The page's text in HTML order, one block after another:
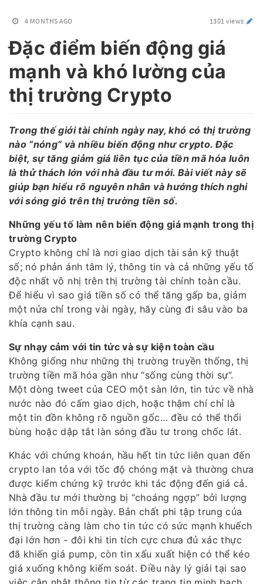
4 MONTHS AGO 1301 views
Đặc điểm biến động giá
mạnh và khó lường của
thị trường Crypto
Trong thế giới tài chính ngày nay, khó có thị trường
nào “nóng” và nhiều biến động như crypto. Đặc
biệt, sự tăng giảm giá liên tục của tiền mã hóa luôn
là thử thách lớn với nhà đầu tư mới. Bài viết này sẽ
giúp bạn hiểu rõ nguyên nhân và hướng thích nghi
với sóng gió trên thị trường tiền số.
Những yếu tố làm nên biến động giá mạnh trong thị
trường Crypto
Crypto không chỉ là nơi giao dịch tài sản kỹ thuật
số; nó phản ánh tâm lý, thông tin và cả những yếu tố
độc nhất vô nhị trên thị trường tài chính toàn cầu.
Để hiểu vì sao giá tiền số có thể tăng gấp ba, giảm
một nửa chỉ trong vài ngày, hãy cùng đi sâu vào ba
khía cạnh sau.
Sự nhạy cảm với tin tức và sự kiện toàn cầu
Không giống như những thị trường truyền thống, thị
trường tiền mã hóa gần như “sống cùng thời sự”.
Một dòng tweet của CEO một sàn lớn, tin tức về nhà
nước nào đó cấm giao dịch, hoặc thậm chí chỉ là
một tin đồn không rõ nguồn gốc… đều có thể thổi
bùng hoặc dập tắt làn sóng đầu tư trong chốc lát.
Khác với chứng khoán, hầu hết tin tức liên quan đến
crypto lan tỏa với tốc độ chóng mặt và thường chưa
được kiểm chứng kỹ trước khi tác động đến giá cả.
Nhà đầu tư mới thường bị “choáng ngợp” bởi lượng
lớn thông tin mỗi ngày. Bản chất phi tập trung của
thị trường càng làm cho tin tức có sức mạnh khuếch
đại lớn hơn - đôi khi tin tích cực chưa đủ xác thực
đã khiến giá pump, còn tin xấu xuất hiện có thể kéo
giá xuống không kiểm soát. Điều này lý giải tại sao